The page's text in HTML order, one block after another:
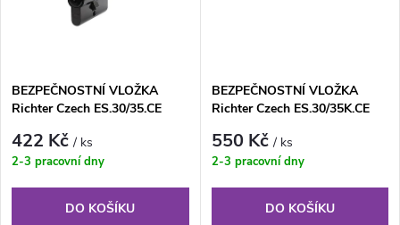
BEZPEČNOSTNÍ VLOŽKA
Richter Czech ES.30/35.CE
422 Kč/ ks
2-3 pracovní dny
DO KOŠÍKU
BEZPEČNOSTNÍ VLOŽKA
Richter Czech ES.30/35K.CE
550 Kč/ ks
2-3 pracovní dny
DO KOŠÍKU